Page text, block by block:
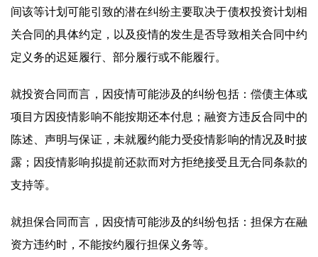
间该等计划可能引致的潜在纠纷主要取决于债权投资计划相
关合同的具体约定，以及疫情的发生是否导致相关合同中约
定义务的迟延履行、部分履行或不能履行。
就投资合同而言，因疫情可能涉及的纠纷包括：偿债主体或
项目方因疫情影响不能按期还本付息；融资方违反合同中的
陈述、声明与保证，未就履约能力受疫情影响的情况及时披
露；因疫情影响拟提前还款而对方拒绝接受且无合同条款的
支持等。
就担保合同而言，因疫情可能涉及的纠纷包括：担保方在融
资方违约时，不能按约履行担保义务等。